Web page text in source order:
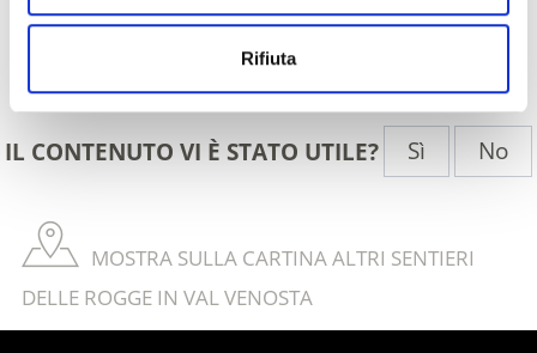
Rifiuta
IL CONTENUTO VI È STATO UTILE? Sì No
MOSTRA SULLA CARTINA ALTRI SENTIERI
DELLE ROGGE IN VAL VENOSTA